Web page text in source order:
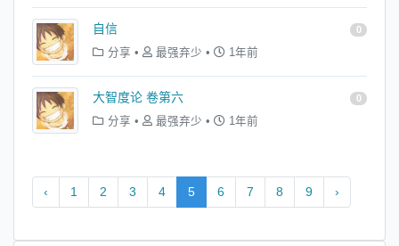
自信 0
分享 • 最强弃少 • 1年前
大智度论 卷第六 0
分享 • 最强弃少 • 1年前
‹ 1 2 3 4 5 6 7 8 9 ›